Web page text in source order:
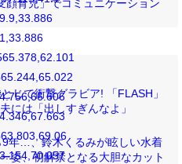
顔育児」でコミュニケーション
じで衝撃グラビア! 「FLASH」
には「出しすぎんなよ」
年…、鈴木くるみが眩しい水着
姿、初解禁となる大胆なカット